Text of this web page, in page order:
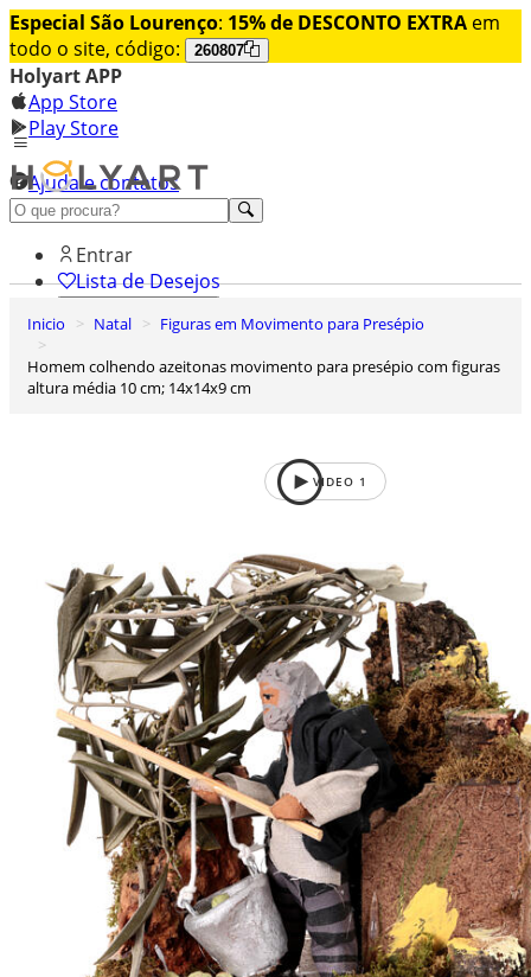
Especial São Lourenço: 15% de DESCONTO EXTRA em
todo o site, código:
260807
Holyart APP
App Store
Play Store
Ajuda e contatos
Conheça premium
Entrar
Lista de Desejos
Inicio Natal
Figuras em Movimento para Presépio
Homem colhendo azeitonas movimento para presépio com figuras
altura média 10 cm; 14x14x9 cm
VIDEO 1